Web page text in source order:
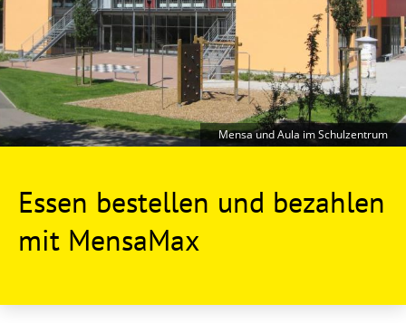
Essen bestellen und bezahlen
mit MensaMax
Mensa und Aula im Schulzentrum